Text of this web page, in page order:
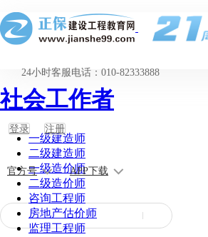
24小时客服电话：010-82333888
登录 注册
官方号 APP下载
社会工作者
一级建造师
二级建造师
一级造价师
二级造价师
咨询工程师
房地产估价师
监理工程师